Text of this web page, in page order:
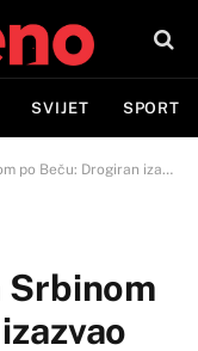
SVIJET SPORT
izazvao niz udesa, troje ljudi povrijeđeno
Srbinom